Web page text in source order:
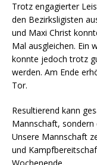
Trotz engagierter
den Bezirksligisten
und Maxi Christ
Mal ausgleichen. Ein
konnte jedoch trotz
werden. Am Ende
Tor.
Resultierend kann
Mannschaft,
Unsere Mannschaft
und